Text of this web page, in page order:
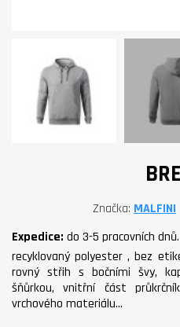
Značka MALFINI
Expedice: do 3-5 pracovních dnů.
recyklovaný polyester , bez
rovný střih s bočními švy,
šňůrkou, vnitřní část
vrchového materiálu…